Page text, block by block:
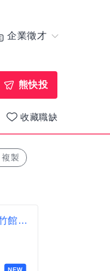
企業徵才
熊快投
收藏職缺
複製
TIGER複合式運動館新竹館 早班門市櫃檯人員